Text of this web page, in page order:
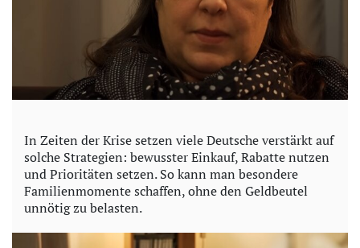
In Zeiten der Krise setzen viele Deutsche verstärkt auf
solche Strategien: bewusster Einkauf, Rabatte nutzen
und Prioritäten setzen. So kann man besondere
Familienmomente schaffen, ohne den Geldbeutel
unnötig zu belasten.